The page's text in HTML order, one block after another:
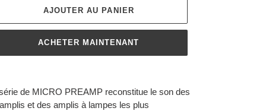
AJOUTER AU PANIER
ACHETER MAINTENANT
de MICRO PREAMP reconstitue le son des
et des amplis à lampes les plus